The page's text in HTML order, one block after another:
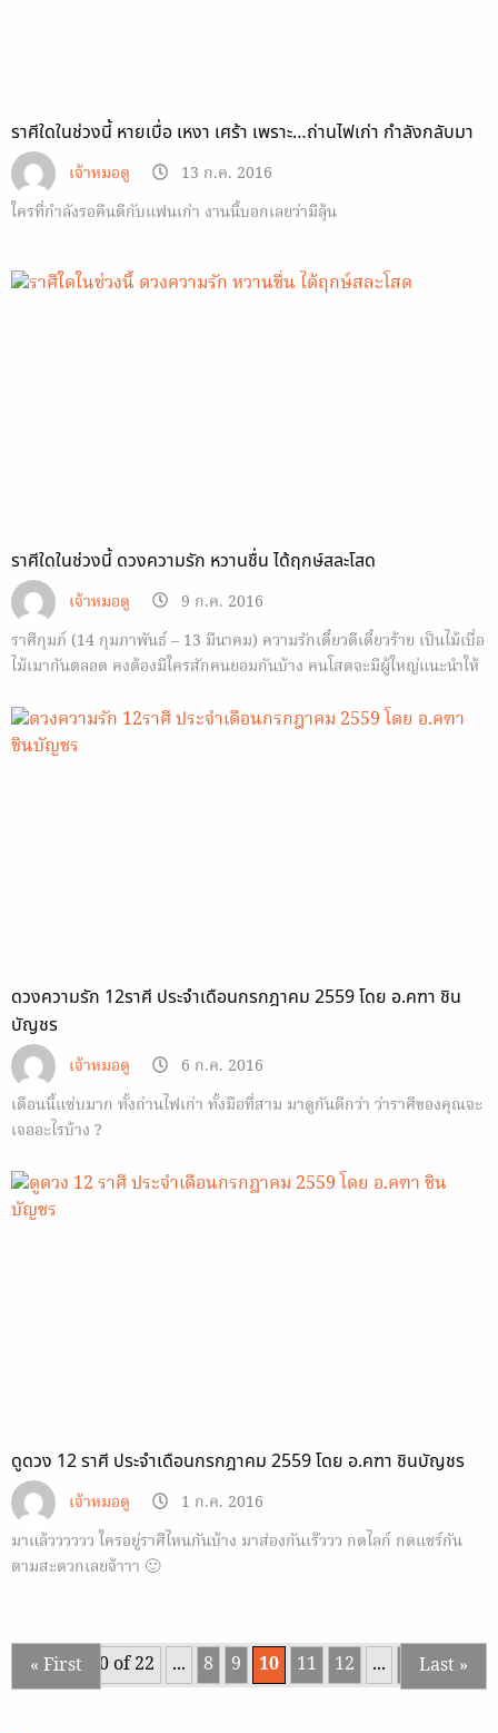
ราศีใดในช่วงนี้ หายเบื่อ เหงา เศร้า เพราะ…ถ่านไฟเก่า กำลังกลับมา
เจ้าหมอดู
13 ก.ค. 2016
ใครที่กำลังรอคืนดีกับแฟนเก่า งานนี้บอกเลยว่ามีลุ้น
ราศีใดในช่วงนี้ ดวงความรัก หวานชื่น ได้ฤกษ์สละโสด
เจ้าหมอดู
9 ก.ค. 2016
ราศีกุมภ์ (14 กุมภาพันธ์ – 13 มีนาคม) ความรักเดี๋ยวดีเดี๋ยวร้าย เป็นไม้เบื่อ
ไม้เมากันตลอด คงต้องมีใครสักคนยอมกันบ้าง คนโสดจะมีผู้ใหญ่แนะนำให้
กันเพราะมือที่สาม ช่วงนี้จิตใจไม่หนักแน่น คิดแต่เรื่องร้าย คนโสดดวงเนื้อคู่
จะ…
ดวงความรัก 12ราศี ประจำเดือนกรกฎาคม 2559 โดย อ.คฑา ชิน
บัญชร
เจ้าหมอดู
6 ก.ค. 2016
เดือนนี้แซ่บมาก ทั้งถ่านไฟเก่า ทั้งมือที่สาม มาดูกันดีกว่า ว่าราศีของคุณจะ
เจออะไรบ้าง ?
ดูดวง 12 ราศี ประจำเดือนกรกฎาคม 2559 โดย อ.คฑา ชินบัญชร
เจ้าหมอดู
1 ก.ค. 2016
มาแล้วววววว ใครอยู่ราศีไหนกันบ้าง มาส่องกันเร๊ววว กดไลก์ กดแชร์กัน
ตามสะดวกเลยจ้าาา 🙂
Page 10 of 22
« First ... 8 9 10 11 12 ... 20 ...
Last »